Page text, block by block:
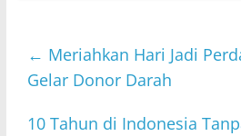
← Meriahkan Hari Jadi
Gelar Donor Darah
10 Tahun di Indonesia